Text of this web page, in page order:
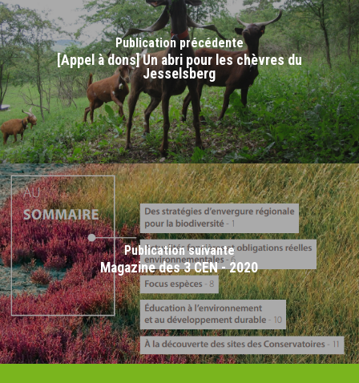
Publication précédente
[Appel à dons] Un abri pour les chèvres du
Jesselsberg
Publication suivante
Magazine des 3 CEN - 2020